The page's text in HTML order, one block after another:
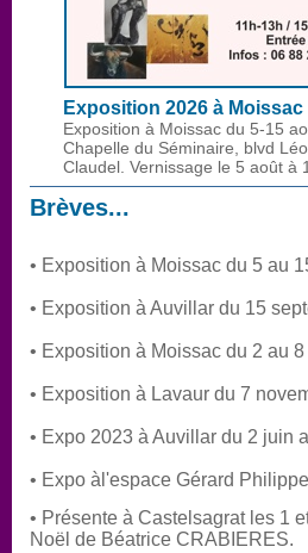
Exposition 2026 à Moissac
Exposition à Moissac du 5-15
Chapelle du Séminaire, blvd
Claudel. Vernissage le 5 août à
Brèves...
• Exposition à Moissac du 5 au
• Exposition à Auvillar du 15
• Exposition à Moissac du 2 au
• Exposition à Lavaur du 7
• Expo 2023 à Auvillar du 2 juin
• Expo àl'espace Gérard
• Présente à Castelsagrat les 1
Noël de Béatrice CRABIERES.